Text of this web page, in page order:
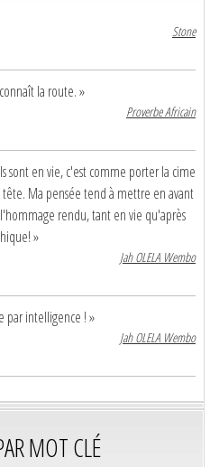
Stone
la route. »
Proverbe Africain
sont en vie, c'est comme porter la cime
Ma pensée tend à mettre en avant
rendu, tant en vie qu'après
»
Jah OLELA Wembo
par intelligence ! »
Jah OLELA Wembo
MOT CLÉ